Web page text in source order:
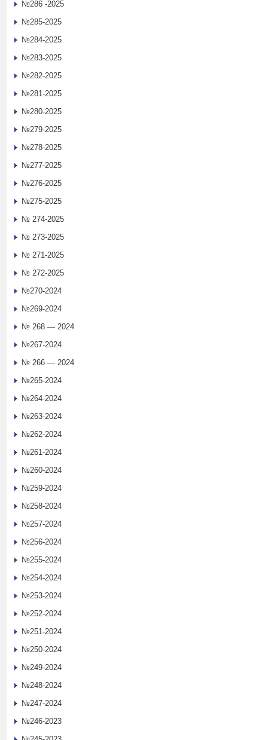
№286 -2025
№285-2025
№284-2025
№283-2025
№282-2025
№281-2025
№280-2025
№279-2025
№278-2025
№277-2025
№276-2025
№275-2025
№ 274-2025
№ 273-2025
№ 271-2025
№ 272-2025
№270-2024
№269-2024
№ 268 — 2024
№267-2024
№ 266 — 2024
№265-2024
№264-2024
№263-2024
№262-2024
№261-2024
№260-2024
№259-2024
№258-2024
№257-2024
№256-2024
№255-2024
№254-2024
№253-2024
№252-2024
№251-2024
№250-2024
№249-2024
№248-2024
№247-2024
№246-2023